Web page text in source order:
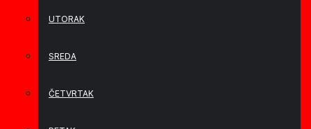
UTORAK
SREDA
ČETVRTAK